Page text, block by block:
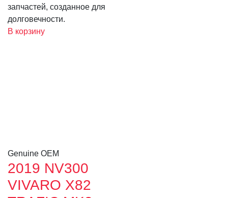
запчастей, созданное для
долговечности.
В корзину
Genuine OEM
2019 NV300
VIVARO X82